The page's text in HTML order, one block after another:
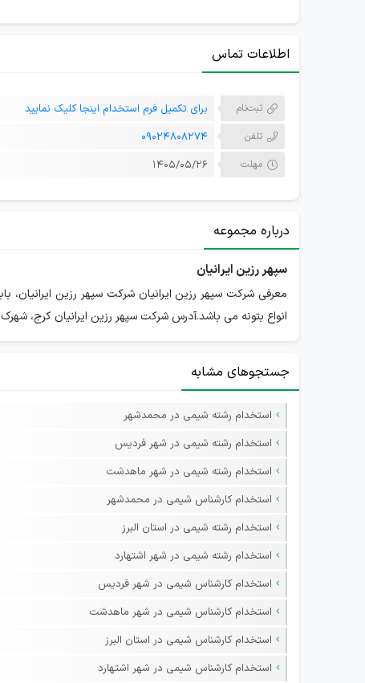
اطلاعات تماس
ثبت‌نام برای تکمیل فرم استخدام اینجا کلیک نمایید
تلفن 09024808274
مهلت ۱۴۰۵/۰۵/۲۶
درباره مجموعه
سپهر رزین ایرانیان
معرفی شرکت سپهر رزین ایرانیان شرکت سپهر رزین
انواع بتونه می باشد.آدرس شرکت سپهر رزین ایرانیان کرج، شهرک
جستجوهای مشابه
استخدام رشته شیمی در محمدشهر
استخدام رشته شیمی در شهر فردیس
استخدام رشته شیمی در شهر ماهدشت
استخدام کارشناس شیمی در محمدشهر
استخدام رشته شیمی در استان البرز
استخدام رشته شیمی در شهر اشتهارد
استخدام کارشناس شیمی در شهر فردیس
استخدام کارشناس شیمی در شهر ماهدشت
استخدام کارشناس شیمی در استان البرز
استخدام کارشناس شیمی در شهر اشتهارد